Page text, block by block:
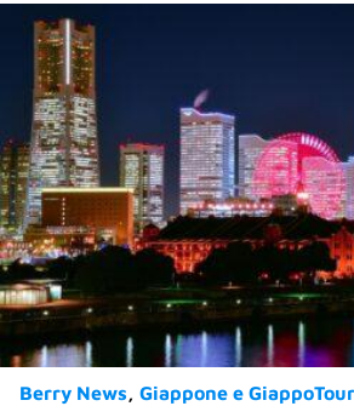
Berry News Giappone e